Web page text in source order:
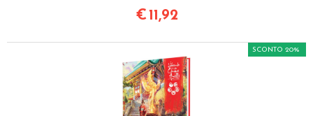
€ 11,92
SCONTO 20%